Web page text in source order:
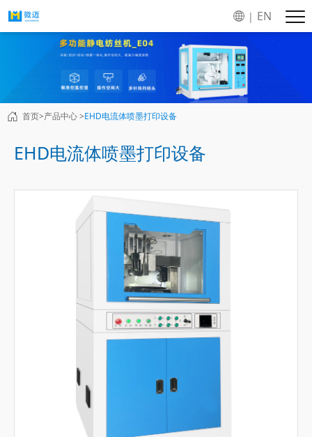
| EN
首页>产品中心 >EHD电流体喷墨打印设备
EHD电流体喷墨打印设备